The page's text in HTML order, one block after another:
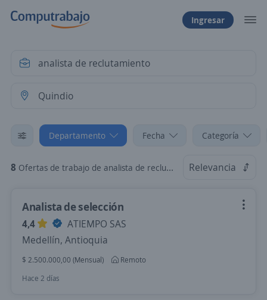
Ingresar
Departamento Fecha Categoría
8 Ofertas de trabajo de analista de reclutamiento en Quindio Relevancia
Analista de selección
4,4
ATIEMPO SAS
Medellín, Antioquia
$ 2.500.000,00 (Mensual)
Remoto
Hace 2 días